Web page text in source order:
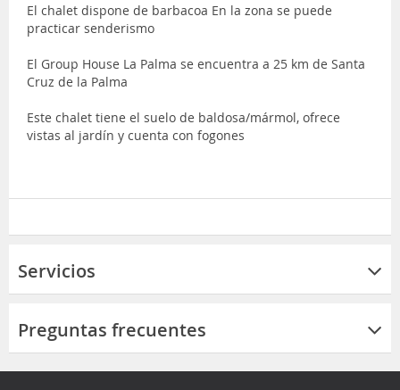
El chalet dispone de barbacoa En la zona se puede
practicar senderismo
El Group House La Palma se encuentra a 25 km de Santa
Cruz de la Palma
Este chalet tiene el suelo de baldosa/mármol, ofrece
vistas al jardín y cuenta con fogones
Servicios
Preguntas frecuentes